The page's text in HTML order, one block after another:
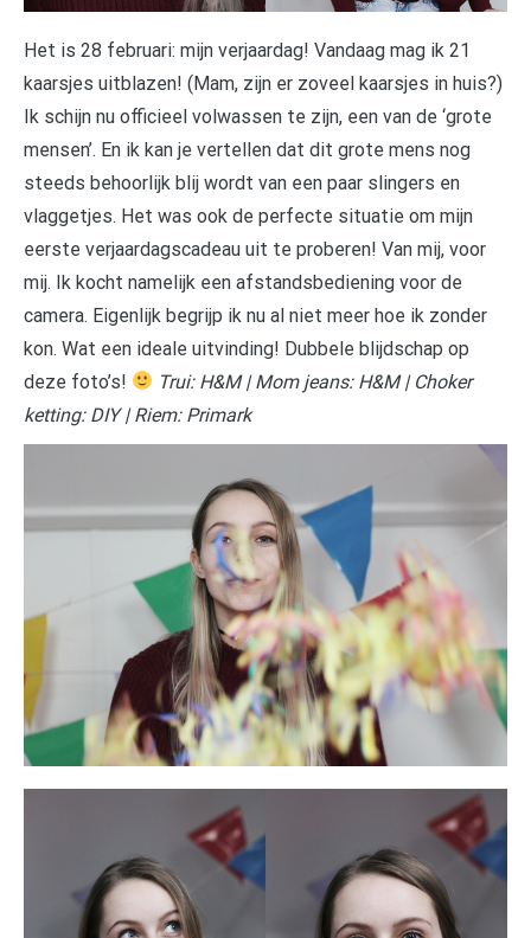
Het is 28 februari: mijn verjaardag! Vandaag mag ik 21
kaarsjes uitblazen! (Mam, zijn er zoveel kaarsjes in huis?)
Ik schijn nu officieel volwassen te zijn, een van de ‘grote
mensen’. En ik kan je vertellen dat dit grote mens nog
steeds behoorlijk blij wordt van een paar slingers en
vlaggetjes. Het was ook de perfecte situatie om mijn
eerste verjaardagscadeau uit te proberen! Van mij, voor
mij. Ik kocht namelijk een afstandsbediening voor de
camera. Eigenlijk begrijp ik nu al niet meer hoe ik zonder
kon. Wat een ideale uitvinding! Dubbele blijdschap op
deze foto’s!
Trui: H&M | Mom jeans: H&M | Choker
ketting: DIY | Riem: Primark